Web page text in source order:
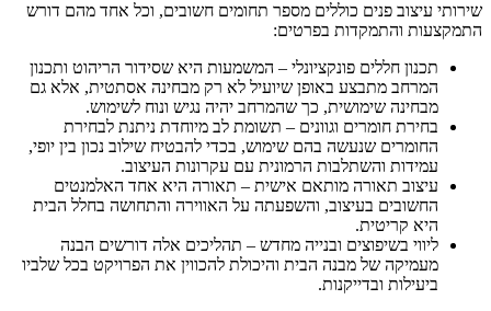
שירותי עיצוב פנים כוללים מספר תחומים חשובים, וכל אחד מהם דורש
התמקצעות והתמקדות בפרטים:
תכנון חללים פונקציונלי – המשמעות היא שסידור הריהוט ותכנון
המרחב מתבצע באופן שיועיל לא רק מבחינה אסתטית, אלא גם
מבחינה שימושית, כך שהמרחב יהיה נגיש ונוח לשימוש.
בחירת חומרים וגוונים – תשומת לב מיוחדת ניתנת לבחירת
החומרים שנעשה בהם שימוש, בכדי להבטיח שילוב נכון בין יופי,
עמידות והשתלבות הרמונית עם עקרונות העיצוב.
עיצוב תאורה מותאם אישית – תאורה היא אחד האלמנטים
החשובים בעיצוב, והשפעתה על האווירה והתחושה בחלל הבית
היא קריטית.
ליווי בשיפוצים ובנייה מחדש – תהליכים אלה דורשים הבנה
מעמיקה של מבנה הבית והיכולת להכווין את הפרויקט בכל שלביו
ביעילות ובדייקנות.